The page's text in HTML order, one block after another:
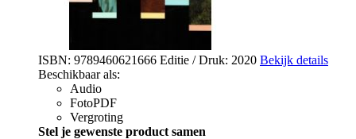
ISBN: 9789460621666 Editie / Druk: 2020 Bekijk details
Beschikbaar als:
Audio
FotoPDF
Vergroting
Stel je gewenste product samen